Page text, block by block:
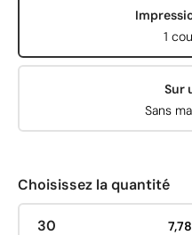
1
Sur
Sans
Choisissez la quantité
30